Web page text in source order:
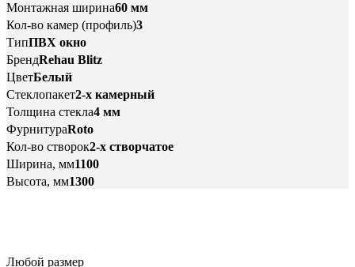
Монтажная ширина60 мм
Кол-во камер (профиль)3
ТипПВХ окно
БрендRehau Blitz
ЦветБелый
Стеклопакет2-х камерный
Толщина стекла4 мм
ФурнитураRoto
Кол-во створок2-х створчатое
Ширина, мм1100
Высота, мм1300
Любой размер